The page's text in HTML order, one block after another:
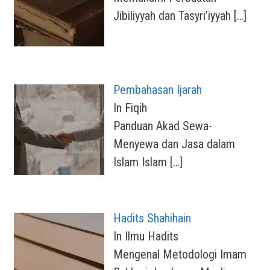
Jibiliyyah dan Tasyri’iyyah […]
Pembahasan Ijarah
In Fiqih
Panduan Akad Sewa-
Menyewa dan Jasa dalam
Islam Islam […]
Hadits Shahihain
In Ilmu Hadits
Mengenal Metodologi Imam